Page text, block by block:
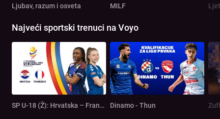
Ljubav, razum i osveta MILF
Najveći sportski trenuci na Voyo
SP U-18 (Ž): Hrvatska – Francuska Dinamo - Thun